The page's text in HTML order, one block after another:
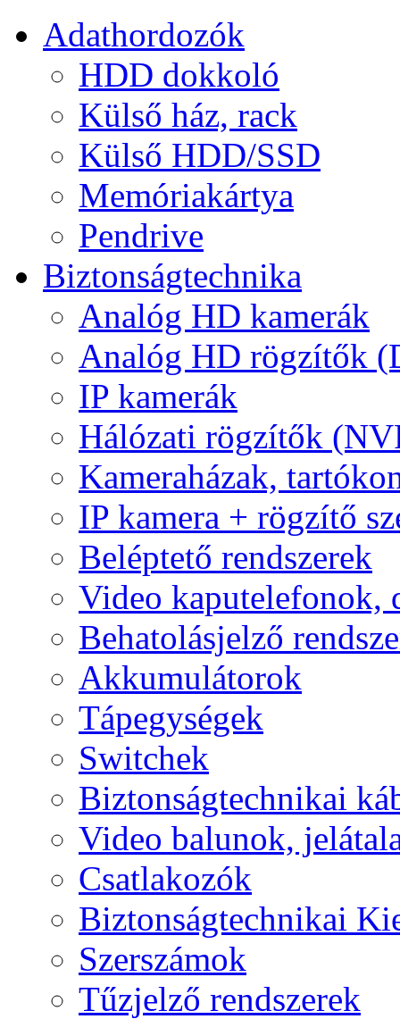
Adathordozók
HDD dokkoló
Külső ház, rack
Külső HDD/SSD
Memóriakártya
Pendrive
Biztonságtechnika
Analóg HD kamerák
Analóg HD rögzítők
IP kamerák
Hálózati rögzítők
Kameraházak,
IP kamera + rögzítő
Beléptető rendszerek
Video kaputelefonok,
Behatolásjelző
Akkumulátorok
Tápegységek
Switchek
Biztonságtechnikai
Video balunok,
Csatlakozók
Biztonságtechnikai
Szerszámok
Tűzjelző rendszerek